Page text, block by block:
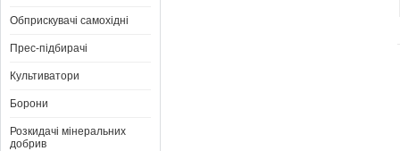
Обприскувачі самохідні
Прес-підбирачі
Культиватори
Борони
Розкидачі мінеральних
добрив